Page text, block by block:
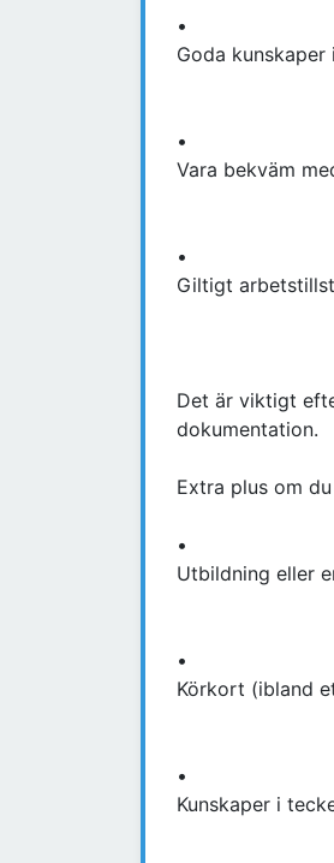
•
Goda kunskaper
•
Vara bekväm
•
Giltigt
Det är viktigt
dokumentation.
Extra plus om
•
Utbildning eller
•
Körkort (ibland
•
Kunskaper i